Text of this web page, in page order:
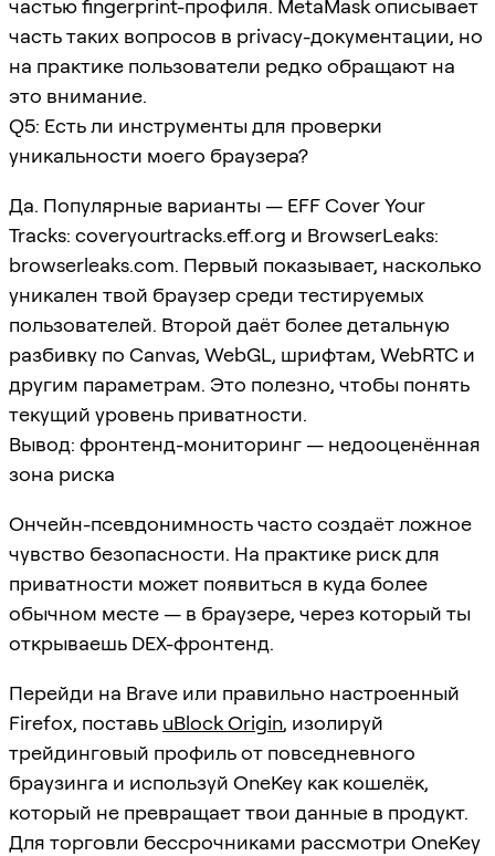
частью fingerprint-профиля. MetaMask описывает
часть таких вопросов в privacy-документации, но
на практике пользователи редко обращают на
это внимание.
Q5: Есть ли инструменты для проверки
уникальности моего браузера?
Да. Популярные варианты — EFF Cover Your
Tracks: coveryourtracks.eff.org и BrowserLeaks:
browserleaks.com. Первый показывает, насколько
уникален твой браузер среди тестируемых
пользователей. Второй даёт более детальную
разбивку по Canvas, WebGL, шрифтам, WebRTC и
другим параметрам. Это полезно, чтобы понять
текущий уровень приватности.
Вывод: фронтенд-мониторинг — недооценённая
зона риска
Ончейн-псевдонимность часто создаёт ложное
чувство безопасности. На практике риск для
приватности может появиться в куда более
обычном месте — в браузере, через который ты
открываешь DEX-фронтенд.
Перейди на Brave или правильно настроенный
Firefox, поставь uBlock Origin, изолируй
трейдинговый профиль от повседневного
браузинга и используй OneKey как кошелёк,
который не превращает твои данные в продукт.
Для торговли бессрочниками рассмотри OneKey